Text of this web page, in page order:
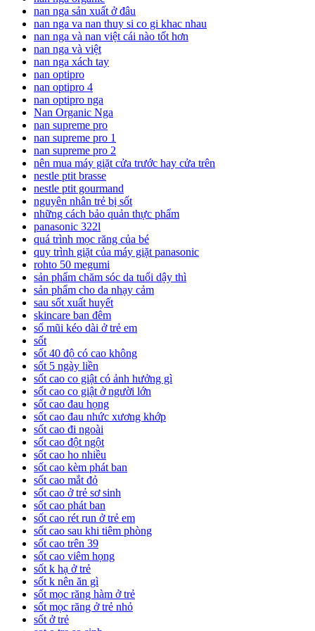
nan nga sản xuất ở đâu
nan nga va nan thuy si co gi khac nhau
nan nga và nan việt cái nào tốt hơn
nan nga và việt
nan nga xách tay
nan optipro
nan optipro 4
nan optipro nga
Nan Organic Nga
nan supreme pro
nan supreme pro 1
nan supreme pro 2
nên mua máy giặt cửa trước hay cửa trên
nestle ptit brasse
nestle ptit gourmand
nguyên nhân trẻ bị sốt
những cách bảo quản thực phẩm
panasonic 322l
quá trình mọc răng của bé
quy trình giặt của máy giặt panasonic
rohto 50 megumi
sản phẩm chăm sóc da tuổi dậy thì
sản phẩm cho da nhạy cảm
sau sốt xuất huyết
skincare ban đêm
sổ mũi kéo dài ở trẻ em
sốt
sốt 40 độ có cao không
sốt 5 ngày liền
sốt cao co giật có ảnh hưởng gì
sốt cao co giật ở người lớn
sốt cao đau họng
sốt cao đau nhức xương khớp
sốt cao đi ngoài
sốt cao đột ngột
sốt cao ho nhiều
sốt cao kèm phát ban
sốt cao mắt đỏ
sốt cao ở trẻ sơ sinh
sốt cao phát ban
sốt cao rét run ở trẻ em
sốt cao sau khi tiêm phòng
sốt cao trên 39
sốt cao viêm họng
sốt k hạ ở trẻ
sốt k nên ăn gì
sốt mọc răng hàm ở trẻ
sốt mọc răng ở trẻ nhỏ
sốt ở trẻ